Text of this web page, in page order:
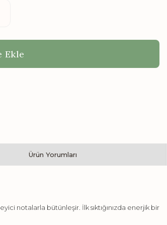
Ekle
Ürün Yorumları
notalarla bütünleşir. İlk sıktığınızda enerjik bir